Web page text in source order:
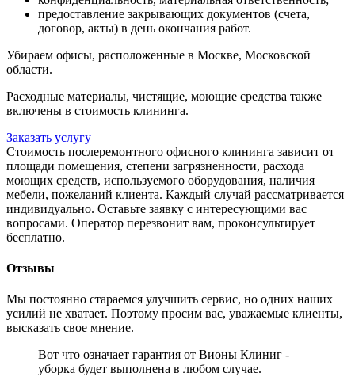
предоставление закрывающих документов (счета,
договор, акты) в день окончания работ.
Убираем офисы, расположенные в Москве, Московской
области.
Расходные материалы, чистящие, моющие средства также
включены в стоимость клининга.
Заказать услугу
Стоимость послеремонтного офисного клининга зависит от
площади помещения, степени загрязненности, расхода
моющих средств, используемого оборудования, наличия
мебели, пожеланий клиента. Каждый случай рассматривается
индивидуально. Оставьте заявку с интересующими вас
вопросами. Оператор перезвонит вам, проконсультирует
бесплатно.
Отзывы
Мы постоянно стараемся улучшить сервис, но одних наших
усилий не хватает. Поэтому просим вас, уважаемые клиенты,
высказать свое мнение.
Вот что означает гарантия от Вионы Клиниг -
уборка будет выполнена в любом случае.